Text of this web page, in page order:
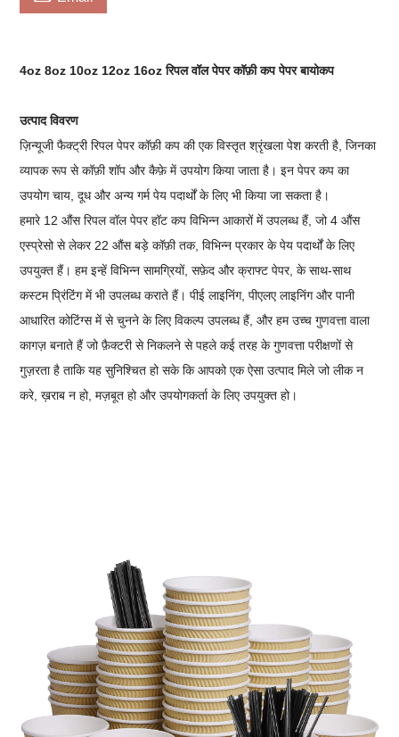
4oz 8oz 10oz 12oz 16oz रिपल वॉल पेपर कॉफ़ी कप पेपर बायोकप
उत्पाद विवरण
ज़िन्यूजी फैक्ट्री रिपल पेपर कॉफ़ी कप की एक विस्तृत श्रृंखला पेश करती है, जिनका
व्यापक रूप से कॉफ़ी शॉप और कैफ़े में उपयोग किया जाता है। इन पेपर कप का
उपयोग चाय, दूध और अन्य गर्म पेय पदार्थों के लिए भी किया जा सकता है।
हमारे 12 औंस रिपल वॉल पेपर हॉट कप विभिन्न आकारों में उपलब्ध हैं, जो 4 औंस
एस्प्रेसो से लेकर 22 औंस बड़े कॉफ़ी तक, विभिन्न प्रकार के पेय पदार्थों के लिए
उपयुक्त हैं। हम इन्हें विभिन्न सामग्रियों, सफ़ेद और क्राफ्ट पेपर, के साथ-साथ
कस्टम प्रिंटिंग में भी उपलब्ध कराते हैं। पीई लाइनिंग, पीएलए लाइनिंग और पानी
आधारित कोटिंग्स में से चुनने के लिए विकल्प उपलब्ध हैं, और हम उच्च गुणवत्ता वाला
कागज़ बनाते हैं जो फ़ैक्टरी से निकलने से पहले कई तरह के गुणवत्ता परीक्षणों से
गुज़रता है ताकि यह सुनिश्चित हो सके कि आपको एक ऐसा उत्पाद मिले जो लीक न
करे, ख़राब न हो, मज़बूत हो और उपयोगकर्ता के लिए उपयुक्त हो।